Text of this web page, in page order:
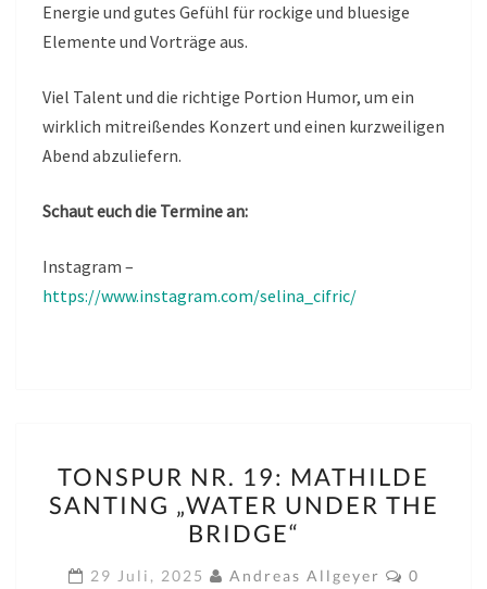
Energie und gutes Gefühl für rockige und bluesige
Elemente und Vorträge aus.
Viel Talent und die richtige Portion Humor, um ein
wirklich mitreißendes Konzert und einen kurzweiligen
Abend abzuliefern.
Schaut euch die Termine an:
Instagram –
https://www.instagram.com/selina_cifric/
NR.
19:
MATHILDE
SANTING
TONSPUR NR. 19: MATHILDE
SANTING „WATER UNDER THE
BRIDGE“
29 Juli, 2025 Andreas Allgeyer
0